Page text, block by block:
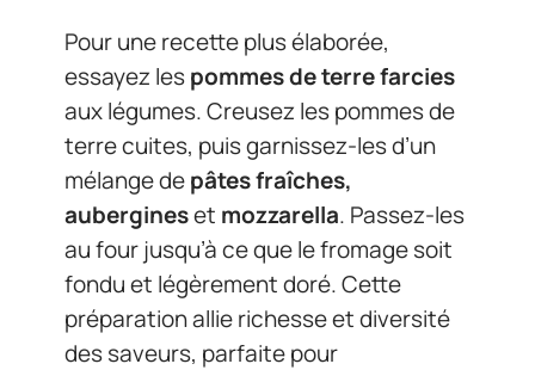
Pour une recette plus élaborée,
essayez lespommes de terre farcies
aux légumes. Creusez les pommes de
terre cuites, puis garnissez-les d’un
mélange depâtes fraîches,
aubergineset mozzarella. Passez-les
au four jusqu’à ce que le fromage soit
fondu et légèrement doré. Cette
préparation allie richesse et diversité
des saveurs, parfaite pour